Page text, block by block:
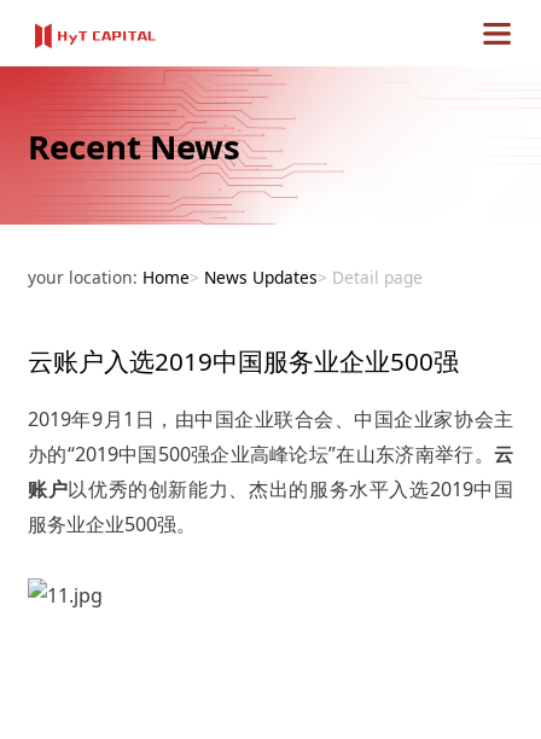
Recent News
your location: Home> News Updates> Detail page
云账户入选2019中国服务业企业500强
2019年9月1日，由中国企业联合会、中国企业家协会主
办的“2019中国500强企业高峰论坛”在山东济南举行。云
账户以优秀的创新能力、杰出的服务水平入选2019中国
服务业企业500强。